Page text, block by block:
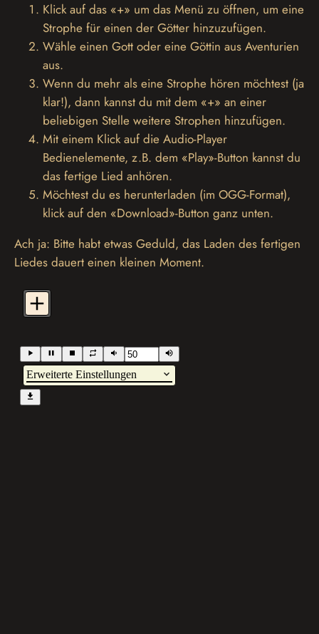
Klick auf das «+» um das Menü zu öffnen, um eine
Strophe für einen der Götter hinzuzufügen.
Wähle einen Gott oder eine Göttin aus Aventurien
aus.
Wenn du mehr als eine Strophe hören möchtest (ja
klar!), dann kannst du mit dem «+» an einer
beliebigen Stelle weitere Strophen hinzufügen.
Mit einem Klick auf die Audio-Player
Bedienelemente, z.B. dem «Play»-Button kannst du
das fertige Lied anhören.
Möchtest du es herunterladen (im OGG-Format),
klick auf den «Download»-Button ganz unten.
Ach ja: Bitte habt etwas Geduld, das Laden des fertigen
Liedes dauert einen kleinen Moment.